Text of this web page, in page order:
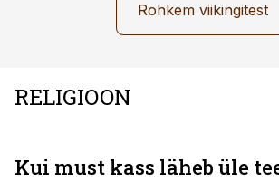
Rohkem viikingitest
RELIGIOON
Kui must kass läheb üle